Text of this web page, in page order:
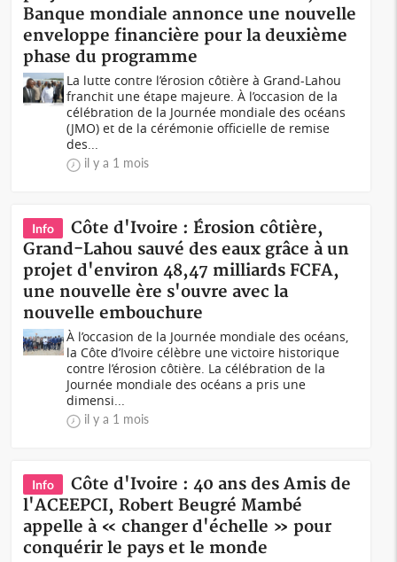
Banque mondiale annonce une nouvelle
enveloppe financière pour la deuxième
phase du programme
La lutte contre l’érosion côtière à Grand-Lahou
franchit une étape majeure. À l’occasion de la
célébration de la Journée mondiale des océans
(JMO) et de la cérémonie officielle de remise
des...
il y a 1 mois
Info
Côte d'Ivoire : Érosion côtière,
Grand-Lahou sauvé des eaux grâce à un
projet d'environ 48,47 milliards FCFA,
une nouvelle ère s'ouvre avec la
nouvelle embouchure
À l’occasion de la Journée mondiale des océans,
la Côte d’Ivoire célèbre une victoire historique
contre l’érosion côtière. La célébration de la
Journée mondiale des océans a pris une
dimensi...
il y a 1 mois
Info
Côte d'Ivoire : 40 ans des Amis de
l'ACEEPCI, Robert Beugré Mambé
appelle à « changer d'échelle » pour
conquérir le pays et le monde